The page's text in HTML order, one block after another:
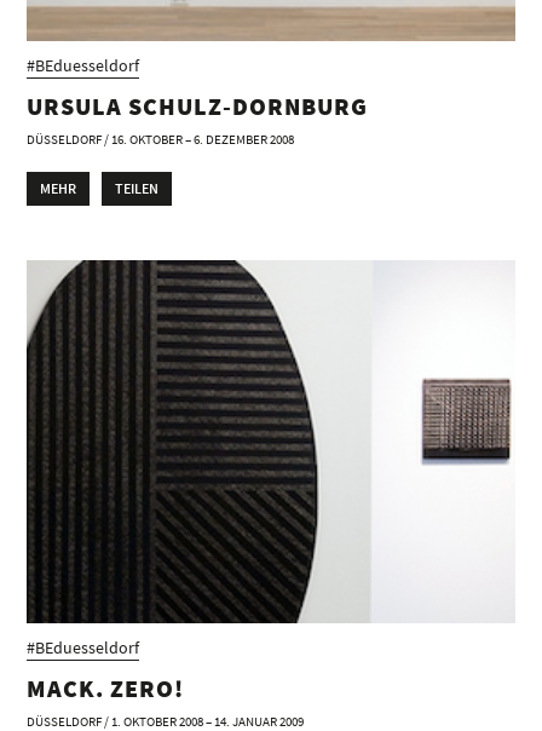
#BEduesseldorf
URSULA SCHULZ-DORNBURG
DÜSSELDORF / 16. OKTOBER – 6. DEZEMBER 2008
MEHR TEILEN
#BEduesseldorf
MACK. ZERO!
DÜSSELDORF / 1. OKTOBER 2008 – 14. JANUAR 2009